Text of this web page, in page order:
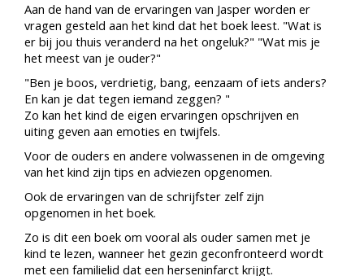
Aan de hand van de ervaringen van Jasper worden er
vragen gesteld aan het kind dat het boek leest. "Wat is
er bij jou thuis veranderd na het ongeluk?" "Wat mis je
het meest van je ouder?"
"Ben je boos, verdrietig, bang, eenzaam of iets anders?
En kan je dat tegen iemand zeggen? "
Zo kan het kind de eigen ervaringen opschrijven en
uiting geven aan emoties en twijfels.
Voor de ouders en andere volwassenen in de omgeving
van het kind zijn tips en adviezen opgenomen.
Ook de ervaringen van de schrijfster zelf zijn
opgenomen in het boek.
Zo is dit een boek om vooral als ouder samen met je
kind te lezen, wanneer het gezin geconfronteerd wordt
met een familielid dat een herseninfarct krijgt.